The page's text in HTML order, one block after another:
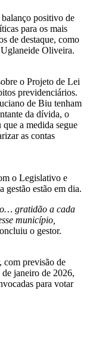
positivo de
para os mais
de destaque, como
Oliveira.
o Projeto de Lei
previdenciários.
de Biu tenham
da dívida, o
a medida segue
as contas
o Legislativo e
gestão estão em dia.
gratidão a cada
município,
o gestor.
com previsão de
janeiro de 2026,
para votar